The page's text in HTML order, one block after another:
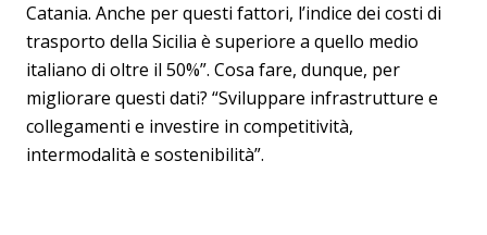
Catania. Anche per questi fattori, l’indice dei costi di
trasporto della Sicilia è superiore a quello medio
italiano di oltre il 50%”. Cosa fare, dunque, per
migliorare questi dati? “Sviluppare infrastrutture e
collegamenti e investire in competitività,
intermodalità e sostenibilità”.